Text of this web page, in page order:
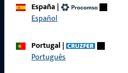
España|
Español
Portugal|
Português
Sobre nosotros
Referencias